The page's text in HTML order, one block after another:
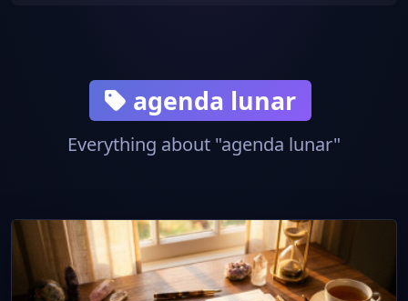
agenda lunar
Everything about "agenda lunar"